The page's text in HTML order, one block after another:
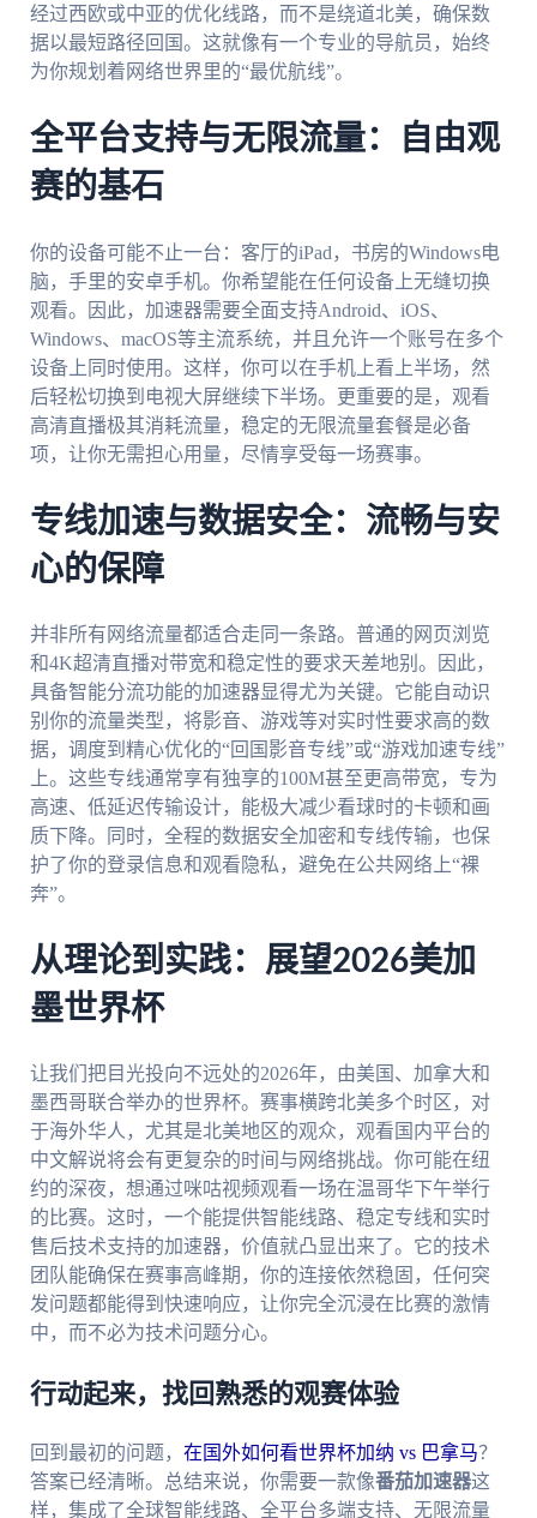
经过西欧或中亚的优化线路，而不是绕道北美，确保数
据以最短路径回国。这就像有一个专业的导航员，始终
为你规划着网络世界里的“最优航线”。
全平台支持与无限流量：自由观
赛的基石
你的设备可能不止一台：客厅的iPad，书房的Windows电
脑，手里的安卓手机。你希望能在任何设备上无缝切换
观看。因此，加速器需要全面支持Android、iOS、
Windows、macOS等主流系统，并且允许一个账号在多个
设备上同时使用。这样，你可以在手机上看上半场，然
后轻松切换到电视大屏继续下半场。更重要的是，观看
高清直播极其消耗流量，稳定的无限流量套餐是必备
项，让你无需担心用量，尽情享受每一场赛事。
专线加速与数据安全：流畅与安
心的保障
并非所有网络流量都适合走同一条路。普通的网页浏览
和4K超清直播对带宽和稳定性的要求天差地别。因此，
具备智能分流功能的加速器显得尤为关键。它能自动识
别你的流量类型，将影音、游戏等对实时性要求高的数
据，调度到精心优化的“回国影音专线”或“游戏加速专线”
上。这些专线通常享有独享的100M甚至更高带宽，专为
高速、低延迟传输设计，能极大减少看球时的卡顿和画
质下降。同时，全程的数据安全加密和专线传输，也保
护了你的登录信息和观看隐私，避免在公共网络上“裸
奔”。
从理论到实践：展望2026美加
墨世界杯
让我们把目光投向不远处的2026年，由美国、加拿大和
墨西哥联合举办的世界杯。赛事横跨北美多个时区，对
于海外华人，尤其是北美地区的观众，观看国内平台的
中文解说将会有更复杂的时间与网络挑战。你可能在纽
约的深夜，想通过咪咕视频观看一场在温哥华下午举行
的比赛。这时，一个能提供智能线路、稳定专线和实时
售后技术支持的加速器，价值就凸显出来了。它的技术
团队能确保在赛事高峰期，你的连接依然稳固，任何突
发问题都能得到快速响应，让你完全沉浸在比赛的激情
中，而不必为技术问题分心。
行动起来，找回熟悉的观赛体验
回到最初的问题， 在国外如何看世界杯加纳 vs 巴拿马？
答案已经清晰。总结来说，你需要一款像番茄加速器这
样，集成了全球智能线路、全平台多端支持、无限流量